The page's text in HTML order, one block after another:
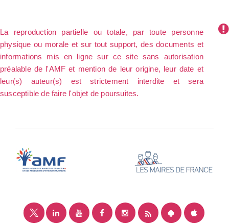
La reproduction partielle ou totale, par toute personne
physique ou morale et sur tout support, des documents et
informations mis en ligne sur ce site sans autorisation
préalable de l'AMF et mention de leur origine, leur date et
leur(s) auteur(s) est strictement interdite et sera
susceptible de faire l'objet de poursuites.